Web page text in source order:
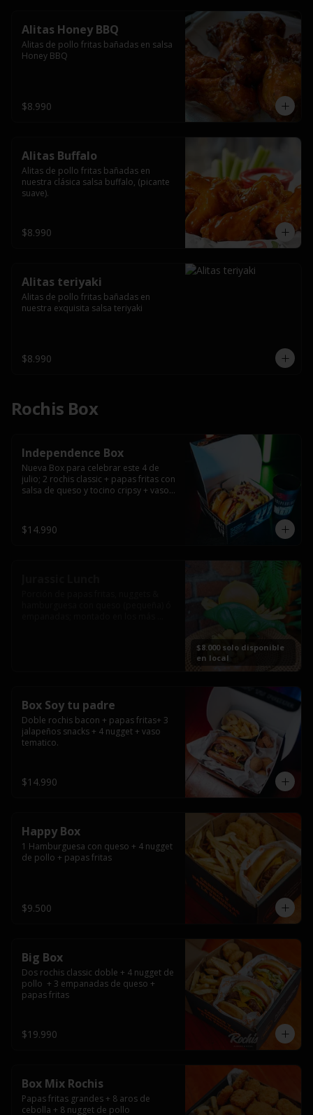
Alitas Honey BBQ
Alitas de pollo fritas bañadas en salsa
Honey BBQ
$8.990
Alitas Buffalo
Alitas de pollo fritas bañadas en
nuestra clásica salsa buffalo, (picante
suave).
$8.990
Alitas teriyaki
Alitas de pollo fritas bañadas en
nuestra exquisita salsa teriyaki
$8.990
Rochis Box
Independence Box
Nueva Box para celebrar este 4 de
julio; 2 rochis classic + papas fritas con
salsa de queso y tocino cripsy + vaso
$14.990
$8.000 solo disponible
en local
Box Soy tu padre
Doble rochis bacon + papas fritas+ 3
jalapeños snacks + 4 nugget + vaso
tematico.
$14.990
Happy Box
1 Hamburguesa con queso + 4 nugget
de pollo + papas fritas
$9.500
Big Box
Dos rochis classic doble + 4 nugget de
pollo  + 3 empanadas de queso +
papas fritas
$19.990
Box Mix Rochis
Papas fritas grandes + 8 aros de
cebolla + 8 nugget de pollo